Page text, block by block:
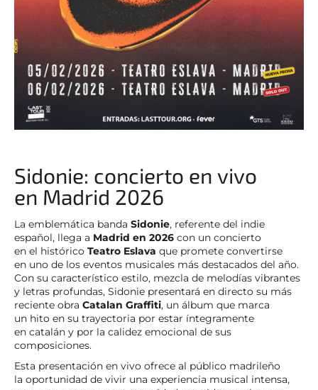
Sidonie: concierto en vivo
en Madrid 2026
La emblemática banda Sidonie, referente del indie
español, llega a Madrid en 2026 con un concierto
en el histórico Teatro Eslava que promete convertirse
en uno de los eventos musicales más destacados del año.
Con su característico estilo, mezcla de melodías vibrantes
y letras profundas, Sidonie presentará en directo su más
reciente obra Catalan Graffiti, un álbum que marca
un hito en su trayectoria por estar íntegramente
en catalán y por la calidez emocional de sus
composiciones.
Esta presentación en vivo ofrece al público madrileño
la oportunidad de vivir una experiencia musical intensa,